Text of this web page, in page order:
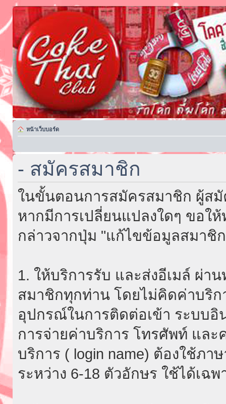
หน้าเว็บบอร์ด
- สมัครสมาชิก
ในขั้นตอนการสมัครสมาชิก ผู้ส
หากมีการเปลี่ยนแปลงใดๆ ขอใ
กล่าวจากปุ่ม "แก้ไขข้อมูลสมาชิ
1. ให้บริการรับ และส่งอีเมล์ ผ่า
สมาชิกทุกท่าน โดยไม่คิดค่าบริก
อุปกรณ์ในการติดต่อเข้า ระบบอิ
การจ่ายค่าบริการ โทรศัพท์ และ
บริการ ( login name) ต้องใช้ภ
ระหว่าง 6-18 ตัวอักษร ใช้ได้เฉ